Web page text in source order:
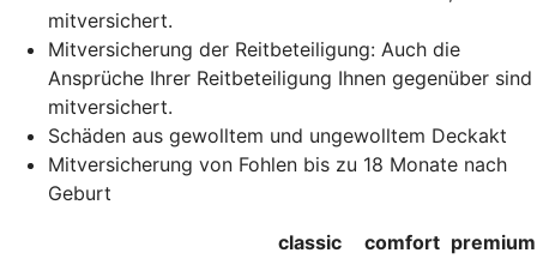
mitversichert.
Mitversicherung der Reitbeteiligung: Auch die
Ansprüche Ihrer Reitbeteiligung Ihnen gegenüber sind
mitversichert.
Schäden aus gewolltem und ungewolltem Deckakt
Mitversicherung von Fohlen bis zu 18 Monate nach
Geburt
classic comfort premium